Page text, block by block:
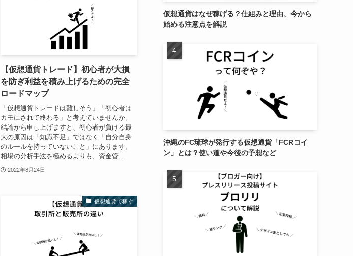
【仮想通貨トレード】初心者が大損
を防ぎ利益を積み上げるための完全
ロードマップ
「仮想通貨トレードは難しそう」「初心者は
カモにされて終わる」と考えていませんか。
結論から申し上げますと、初心者が負ける最
大の原因は「知識不足」ではなく「自分自身
のルールを持っていないこと」にあります。
相場の分析手法を極めるよりも、資金管...
2022年8月24日
仮想通貨で稼ぐ
仮想通貨はなぜ稼げる？仕組みと理由、今から
始める注意点を解説
沖縄のFC琉球が発行する仮想通貨「FCRコイ
ン」とは？使い道や今後の予想など